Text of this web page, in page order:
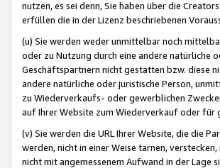
nutzen, es sei denn, Sie haben über die
erfüllen die in der Lizenz beschriebenen
(u) Sie werden weder unmittelbar noch
oder zu Nutzung durch eine andere natürliche
Geschäftspartnern nicht gestatten bzw. diese
andere natürliche oder juristische Person,
zu Wiederverkaufs- oder gewerblichen
auf Ihrer Website zum Wiederverkauf oder für
(v) Sie werden die URL Ihrer Website, die die
werden, nicht in einer Weise tarnen,
nicht mit angemessenem Aufwand in der Lage